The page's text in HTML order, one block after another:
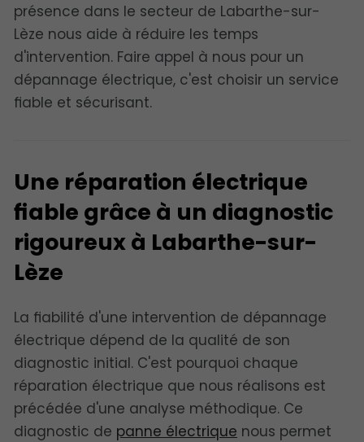
présence dans le secteur de Labarthe-sur-
Lèze nous aide à réduire les temps
d'intervention. Faire appel à nous pour un
dépannage électrique, c'est choisir un service
fiable et sécurisant.
Une réparation électrique
fiable grâce à un diagnostic
rigoureux à Labarthe-sur-
Lèze
La fiabilité d'une intervention de dépannage
électrique dépend de la qualité de son
diagnostic initial. C'est pourquoi chaque
réparation électrique que nous réalisons est
précédée d'une analyse méthodique. Ce
diagnostic de panne électrique nous permet